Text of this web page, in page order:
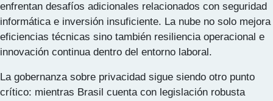
enfrentan desafíos adicionales relacionados con seguridad
informática e inversión insuficiente. La nube no solo mejora
eficiencias técnicas sino también resiliencia operacional e
innovación continua dentro del entorno laboral.
La gobernanza sobre privacidad sigue siendo otro punto
crítico: mientras Brasil cuenta con legislación robusta